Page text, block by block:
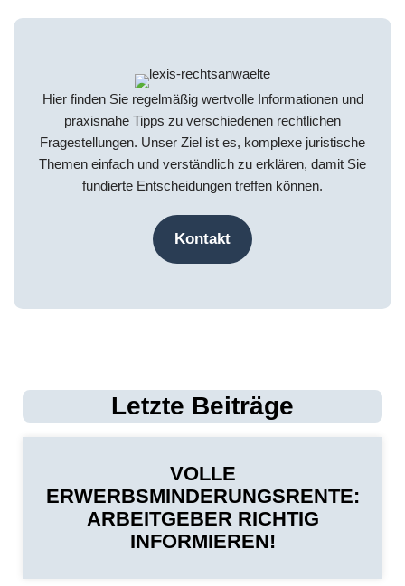
Hier finden Sie regelmäßig wertvolle Informationen und
praxisnahe Tipps zu verschiedenen rechtlichen
Fragestellungen. Unser Ziel ist es, komplexe juristische
Themen einfach und verständlich zu erklären, damit Sie
fundierte Entscheidungen treffen können.
Kontakt
Letzte Beiträge
VOLLE
ERWERBSMINDERUNGSRENTE:
ARBEITGEBER RICHTIG
INFORMIEREN!